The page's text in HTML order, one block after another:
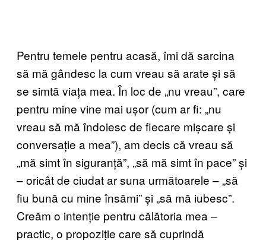
Pentru temele pentru acasă, îmi dă sarcina
să mă gândesc la cum vreau să arate și să
se simtă viața mea. În loc de „nu vreau”, care
pentru mine vine mai ușor (cum ar fi: „nu
vreau să mă îndoiesc de fiecare mișcare și
conversație a mea”), am decis că vreau să
„mă simt în siguranță”, „să mă simt în pace” și
– oricât de ciudat ar suna următoarele – „să
fiu bună cu mine însămi” și „să mă iubesc”.
Creăm o intenție pentru călătoria mea –
practic, o propoziție care să cuprindă